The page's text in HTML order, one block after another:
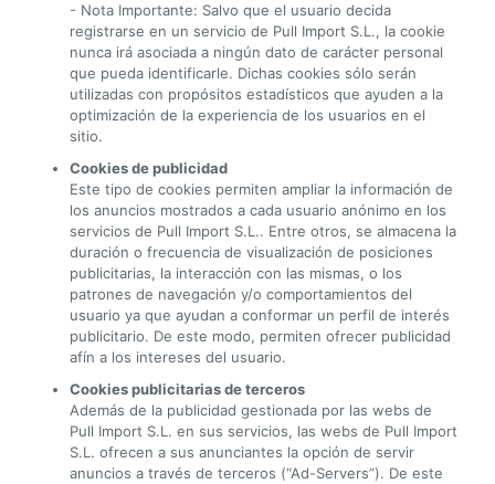
- Nota Importante: Salvo que el usuario decida
registrarse en un servicio de Pull Import S.L., la cookie
nunca irá asociada a ningún dato de carácter personal
que pueda identificarle. Dichas cookies sólo serán
utilizadas con propósitos estadísticos que ayuden a la
optimización de la experiencia de los usuarios en el
sitio.
Cookies de publicidad
Este tipo de cookies permiten ampliar la información de
los anuncios mostrados a cada usuario anónimo en los
servicios de Pull Import S.L.. Entre otros, se almacena la
duración o frecuencia de visualización de posiciones
publicitarias, la interacción con las mismas, o los
patrones de navegación y/o comportamientos del
usuario ya que ayudan a conformar un perfil de interés
publicitario. De este modo, permiten ofrecer publicidad
afín a los intereses del usuario.
Cookies publicitarias de terceros
Además de la publicidad gestionada por las webs de
Pull Import S.L. en sus servicios, las webs de Pull Import
S.L. ofrecen a sus anunciantes la opción de servir
anuncios a través de terceros (“Ad-Servers”). De este